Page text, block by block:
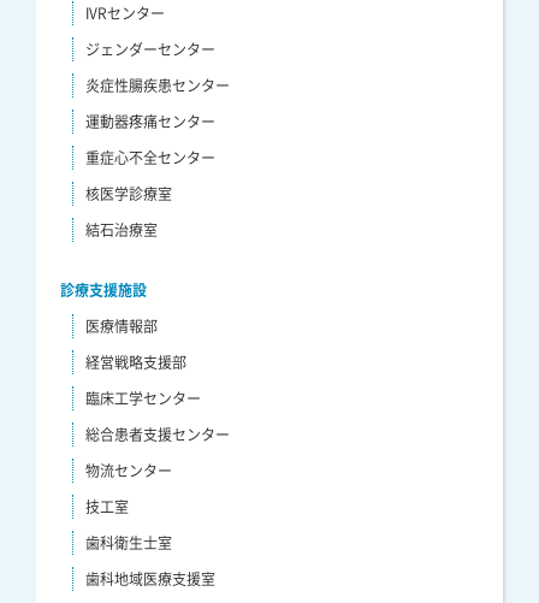
IVRセンター
ジェンダーセンター
炎症性腸疾患センター
運動器疼痛センター
重症心不全センター
核医学診療室
結石治療室
診療支援施設
医療情報部
経営戦略支援部
臨床工学センター
総合患者支援センター
物流センター
技工室
歯科衛生士室
歯科地域医療支援室